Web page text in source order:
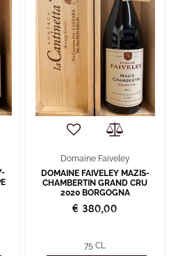
Domaine Faiveley
DOMAINE FAIVELEY MAZIS-
CHAMBERTIN GRAND CRU
2020 BORGOGNA
€ 380,00
75 CL